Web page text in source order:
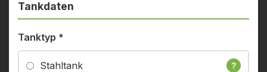
Tankdaten
Tanktyp *
Stahltank ?